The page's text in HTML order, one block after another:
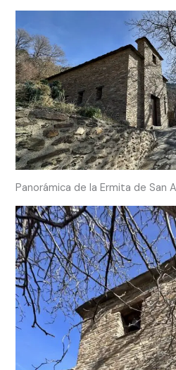
Panorámica de la Ermita de San